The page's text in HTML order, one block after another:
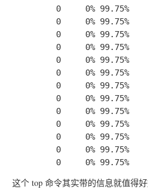
0     0% 99.75%
0     0% 99.75%
0     0% 99.75%
0     0% 99.75%
0     0% 99.75%
0     0% 99.75%
0     0% 99.75%
0     0% 99.75%
0     0% 99.75%
0     0% 99.75%
0     0% 99.75%
0     0% 99.75%
这个 top 命令其实带的信息就值得好